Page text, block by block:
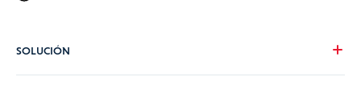
SOLUCIÓN